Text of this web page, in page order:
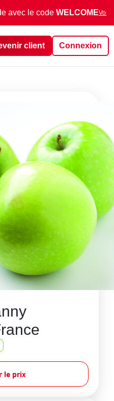
avec le code WELCOMEVoir
client Connexion
le prix